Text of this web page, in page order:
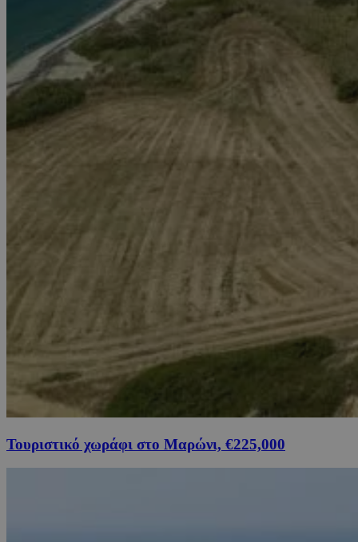
Τουριστικό χωράφι στο Μαρώνι, €225,000